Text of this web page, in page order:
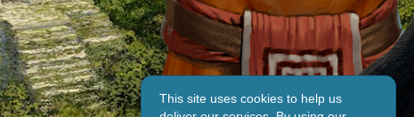
This site uses cookies to help us